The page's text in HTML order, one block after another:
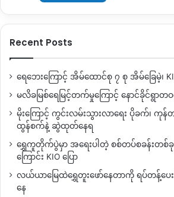
Recent Posts
ရေဘေးကြောင့် အိမ်ထောင်စု ၇ စု အိမ်ခြေမဲ့၊
မလိခမြစ်ရေမြင့်တက်မှုကြောင့် နောင်ခိုင်ရွာတ
မိုးကြောင့် ကွင်းလမ်းသွားလာရေး ပိုခက်၊ ကု
ထွန်စက်နဲ့ ဆွဲထုတ်နေရ
ရွှေကူတိုက်ပွဲမှာ အရေးပါတဲ့ စစ်တပ်စခန်းတစ်
ကြောင်း KIO ပြော
လယ်ယာမြေထဲရွှေတူးဖော်နေတာကို ရပ်တန့်ပေ
နေ